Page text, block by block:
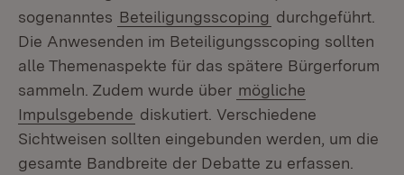
sogenanntes Beteiligungsscoping durchgeführt.
Die Anwesenden im Beteiligungsscoping sollten
alle Themenaspekte für das spätere Bürgerforum
sammeln. Zudem wurde über mögliche
Impulsgebende diskutiert. Verschiedene
Sichtweisen sollten eingebunden werden, um die
gesamte Bandbreite der Debatte zu erfassen.